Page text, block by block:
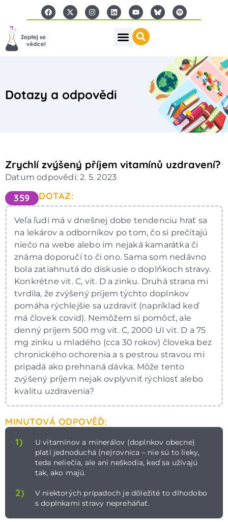
Dotazy a odpovědi
Zrychlí zvýšený příjem vitamínů uzdravení?
Datum odpovědi: 2. 5. 2023
359 DOTAZ:
Veľa ľudí má v dnešnej dobe tendenciu hrať sa
na lekárov a odborníkov po tom, čo si prečítajú
niečo na webe alebo im nejaká kamarátka či
známa doporučí to či ono. Sama som nedávno
bola zatiahnutá do diskusie o doplňkoch stravy.
Konkrétne vit. C, vit. D a zinku. Druhá strana mi
tvrdila, že zvýšený príjem týchto doplnkov
pomáha rýchlejšie sa uzdraviť (napríklad keď
má človek covid). Nemôžem si pomôcť, ale
denný príjem 500 mg vit. C, 2000 UI vit. D a 75
mg zinku u mladého (cca 30 rokov) človeka bez
chronického ochorenia a s pestrou stravou mi
pripadá ako prehnaná dávka. Môže tento
zvýšený príjem nejak ovplyvniť rýchlosť alebo
kvalitu uzdravenia?
MINUTOVÁ ODPOVĚĎ:
1)
U vitamínov a minerálov (doplnkov obecne)
platí jednoduchá (ne)rovnica –⁠ nie sú to lieky,
teda neliečia, ale ani neškodia, keď sa užívajú
tak, ako majú.
2)
V niektorých prípadoch je dôležité to dlhodobo
s doplnkami stravy nepreháňať.